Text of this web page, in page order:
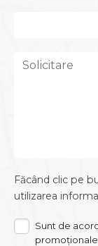
Făcând clic pe
utilizarea
Sunt de